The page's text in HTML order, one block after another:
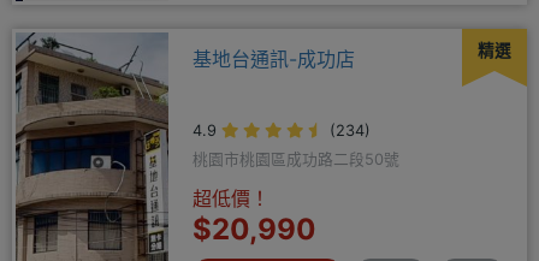
精選
基地台通訊-成功店
4.9
(234)
桃園市桃園區成功路二段50號
超低價！
$20,990